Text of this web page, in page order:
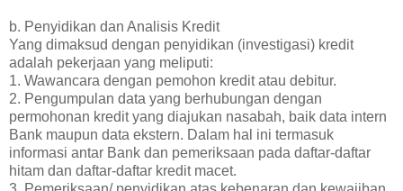
b. Penyidikan dan Analisis Kredit
Yang dimaksud dengan penyidikan (investigasi) kredit
adalah pekerjaan yang meliputi:
1. Wawancara dengan pemohon kredit atau debitur.
2. Pengumpulan data yang berhubungan dengan
permohonan kredit yang diajukan nasabah, baik data intern
Bank maupun data ekstern. Dalam hal ini termasuk
informasi antar Bank dan pemeriksaan pada daftar-daftar
hitam dan daftar-daftar kredit macet.